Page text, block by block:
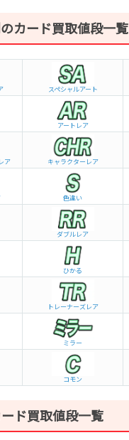
カード買取値段一覧
スペシャルアート
アートレア
ア キャラクターレア
色違い
ダブルレア
ひかる
トレーナーズレア
ミラー
コモン
ド買取値段一覧